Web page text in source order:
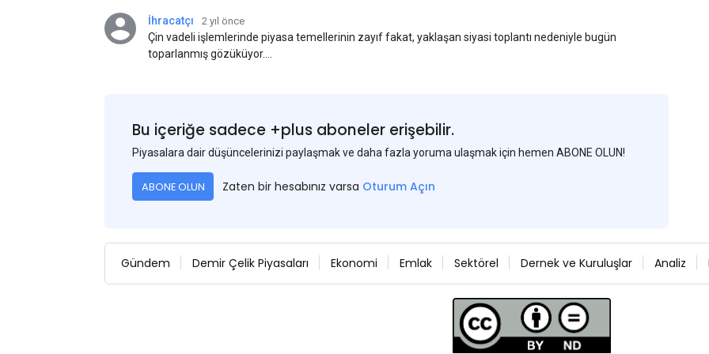
İhracatçı 2 yıl önce
Çin vadeli işlemlerinde piyasa temellerinin zayıf fakat, yaklaşan siyasi toplantı nedeniyle bugün
toparlanmış gözüküyor.
fiyatını 3-5$ civarında etkiledi. Bakalım ilerleyen günlerde neler göreceğiz, Çin'de fiyatlar nasıl
ilerleyecek?
Bu içeriğe sadece +plus aboneler erişebilir.
Piyasalara dair düşüncelerinizi paylaşmak ve daha fazla yoruma ulaşmak için hemen ABONE OLUN!
ABONE OLUN Zaten bir hesabınız varsa Oturum Açın
Gündem Demir Çelik Piyasaları Ekonomi Emlak Sektörel Dernek ve Kuruluşlar Analiz